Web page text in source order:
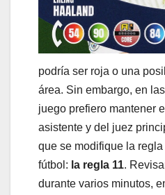
podría ser roja o una
área. Sin embargo, en
juego prefiero mantener
asistente y del juez
que se modifique la
fútbol: la regla 11.
durante varios minutos,